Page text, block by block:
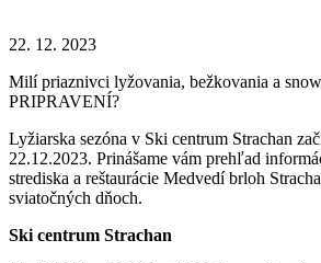
22. 12. 2023
Milí priaznivci lyžovania, bežkovania a
PRIPRAVENÍ?
Lyžiarska sezóna v Ski centrum Strachan
22.12.2023. Prinášame vám prehľad
strediska a reštaurácie Medvedí brloh
sviatočných dňoch.
Ski centrum Strachan